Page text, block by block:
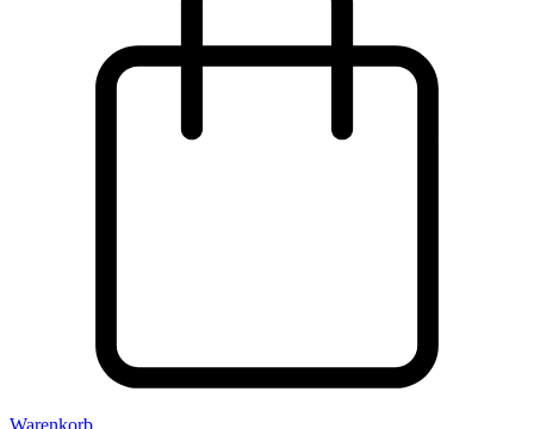
Warenkorb